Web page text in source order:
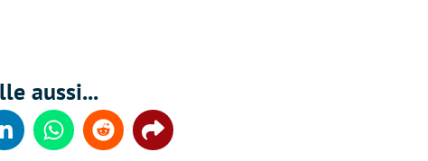
aussi...
LinkedinWhatsappReddit Share